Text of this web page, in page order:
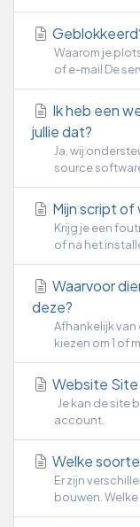
Waarom je
of e-mail De
Ik heb een
jullie dat?
Ja, wij
source
Mijn script
Krijg je een
of na het
Waarvoor
deze?
Afhankelijk
kiezen om 1 of
Website
Je kan de site
account.
Welke
Er zijn
bouwen.